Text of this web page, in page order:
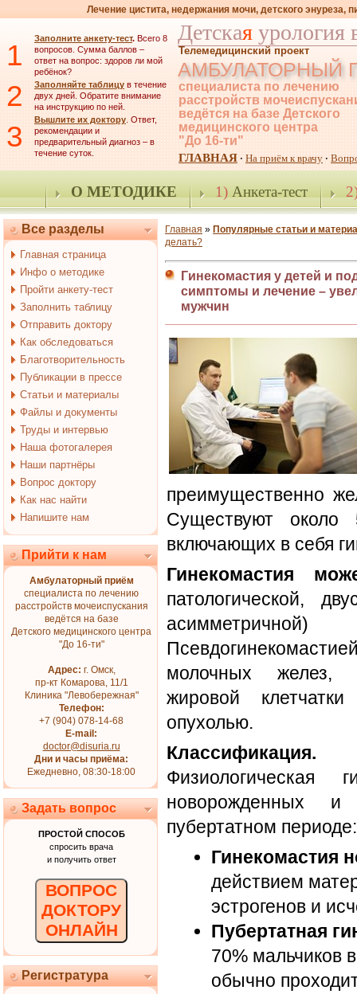
Лечение цистита, недержания мочи, детского энуреза,
1 Заполните анкету-тест. Всего 8
вопросов. Сумма баллов –
ответ на вопрос: здоров ли мой
ребёнок?
2 Заполняйте таблицу в течение
двух дней. Обратите внимание
на инструкцию по ней.
3 Вышлите их доктору. Ответ,
рекомендации и
предварительный диагноз – в
течение суток.
Детская урология
Телемедицинский проект
АМБУЛАТОРНЫЙ
специалиста по лечению
расстройств
ведётся на базе Детского
медицинского центра
"До 16-ти"
ГЛАВНАЯ · На приём к врачу ·
О МЕТОДИКЕ 1)Анкета-тест
Все разделы
Главная страница
Инфо о методике
Пройти анкету-тест
Заполнить таблицу
Отправить доктору
Как обследоваться
Благотворительность
Публикации в прессе
Статьи и материалы
Файлы и документы
Труды и интервью
Наша фотогалерея
Наши партнёры
Вопрос доктору
Как нас найти
Напишите нам
Прийти к нам
Амбулаторный приём
специалиста по лечению
расстройств мочеиспускания
ведётся на базе
Детского медицинского центра
"До 16-ти"
Адрес: г. Омск,
пр-кт Комарова, 11/1
Клиника "Левобережная"
Телефон:
+7 (904) 078-14-68
E-mail:
doctor@disuria.ru
Дни и часы приёма:
Ежедневно, 08:30-18:00
Задать вопрос
ПРОСТОЙ СПОСОБ
спросить врача
и получить ответ
ВОПРОС
ДОКТОРУ
ОНЛАЙН
Регистратура
Главная » Популярные статьи и
делать?
Гинекомастия у детей и
симптомы и лечение –
мужчин
преимущественно
Существуют около
включающих в себя
Гинекомастия
патологической,
молочных желез,
жировой
опухолью.
Классификация.
Физиологическая
новорожденных
пубертатном периоде:
Гинекомастия
действием
эстрогенов и
Пубертатная
70% мальчиков
обычно